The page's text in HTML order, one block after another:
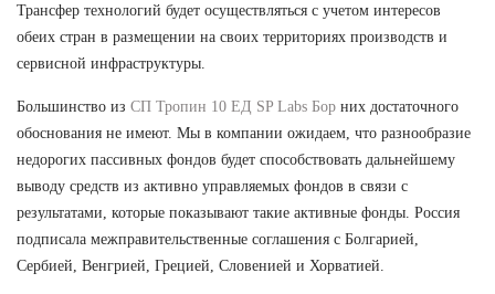
Трансфер технологий будет осуществляться с учетом интересов
обеих стран в размещении на своих территориях производств и
сервисной инфраструктуры.
Большинство из СП Тропин 10 ЕД SP Labs Бор них достаточного
обоснования не имеют. Мы в компании ожидаем, что разнообразие
недорогих пассивных фондов будет способствовать дальнейшему
выводу средств из активно управляемых фондов в связи с
результатами, которые показывают такие активные фонды. Россия
подписала межправительственные соглашения с Болгарией,
Сербией, Венгрией, Грецией, Словенией и Хорватией.